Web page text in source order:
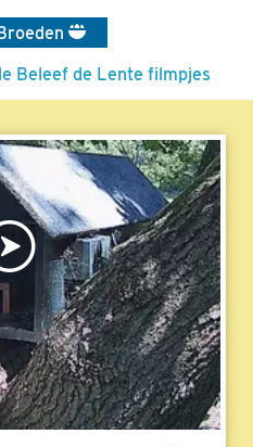
Beleef de Lente filmpjes